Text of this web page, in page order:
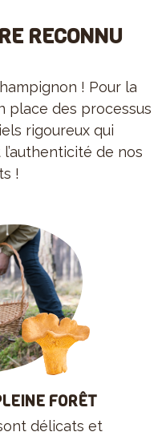
RECONNU
! Pour la
place des processus
rigoureux qui
de nos
!
FORÊT
délicats et